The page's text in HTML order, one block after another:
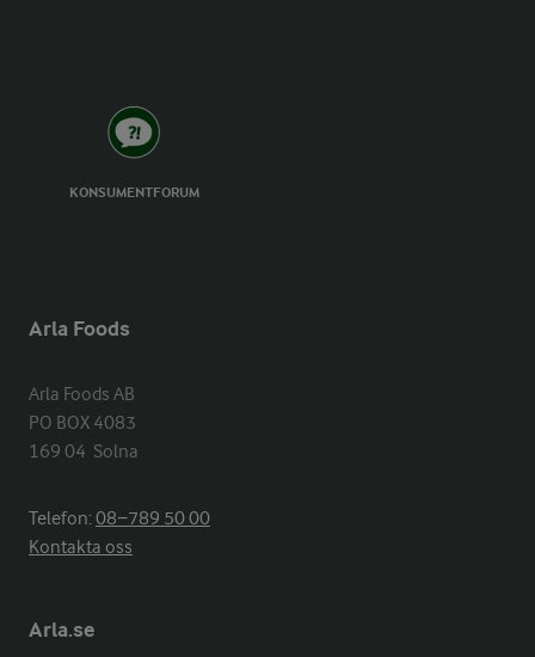
KONSUMENTFORUM
Arla Foods
Arla Foods AB
PO BOX 4083
169 04  Solna
Telefon:08−789 50 00
Kontakta oss
Arla.se